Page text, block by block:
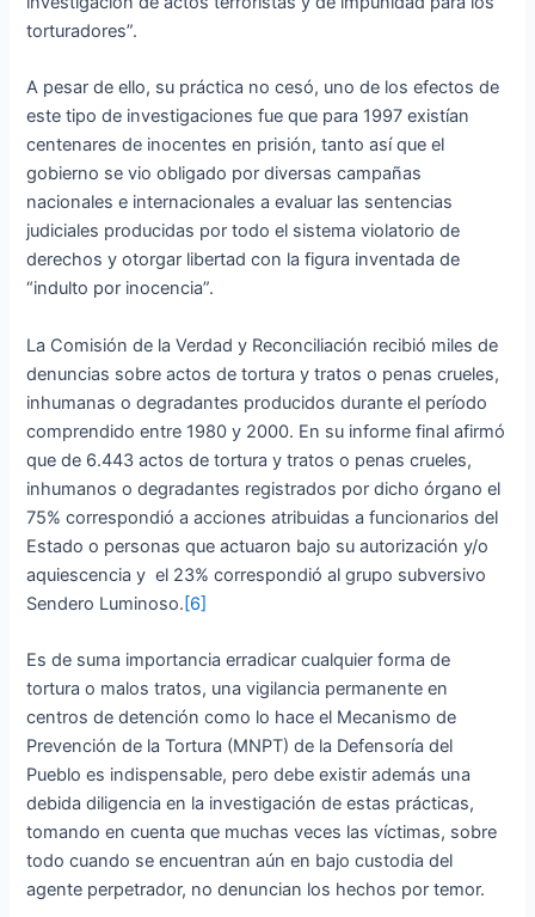
torturadores”.
A pesar de ello, su práctica no cesó, uno de los efectos de
este tipo de investigaciones fue que para 1997 existían
centenares de inocentes en prisión, tanto así que el
gobierno se vio obligado por diversas campañas
nacionales e internacionales a evaluar las sentencias
judiciales producidas por todo el sistema violatorio de
derechos y otorgar libertad con la figura inventada de
“indulto por inocencia”.
La Comisión de la Verdad y Reconciliación recibió miles de
denuncias sobre actos de tortura y tratos o penas crueles,
inhumanas o degradantes producidos durante el período
comprendido entre 1980 y 2000. En su informe final afirmó
que de 6.443 actos de tortura y tratos o penas crueles,
inhumanos o degradantes registrados por dicho órgano el
75% correspondió a acciones atribuidas a funcionarios del
Estado o personas que actuaron bajo su autorización y/o
aquiescencia y el 23% correspondió al grupo subversivo
Sendero Luminoso. [6]
Es de suma importancia erradicar cualquier forma de
tortura o malos tratos, una vigilancia permanente en
centros de detención como lo hace el Mecanismo de
Prevención de la Tortura (MNPT) de la Defensoría del
Pueblo es indispensable, pero debe existir además una
debida diligencia en la investigación de estas prácticas,
tomando en cuenta que muchas veces las víctimas, sobre
todo cuando se encuentran aún en bajo custodia del
agente perpetrador, no denuncian los hechos por temor.